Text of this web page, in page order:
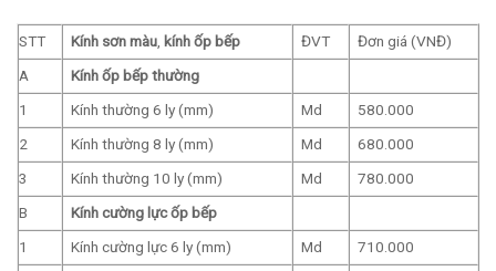
STT Kính sơn màu, kính ốp bếp ĐVT
Đơn giá (VNĐ)
A
Kính ốp bếp thường
1
Kính thường 6 ly (mm) Md
580.000
2
Kính thường 8 ly (mm) Md
680.000
3
Kính thường 10 ly (mm) Md
780.000
B
Kính cường lực ốp bếp
1
Kính cường lực 6 ly (mm) Md
710.000